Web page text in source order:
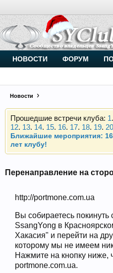
Новости
Внимание, новые участники
Основное общение
Присоединяйтесь.
Чип-тюнинг
12.13.14.15.16.17.18.19.20
Ближайшие мероприятия: 16
лет клубу!
Внимание, новые участники
Основное общение
Чип-тюнинг
Прошедшие встречи клуба:
12.13.14 .15. 16.17.18.19.20
Ближайшие мероприятия:
лет клубу!
Перенаправление на
http://portmone.com.ua
Вы собираетесь покинуть
SsangYong в
Хакасия" и перейти на
которому мы не имеем
Нажмите на кнопку ниже,
portmone.com.ua.
НОВОСТИ ФОРУМ